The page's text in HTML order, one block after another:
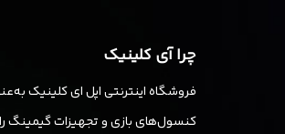
چرا آی کلینیک
فروشگاه اینترنتی اپل ای کلینیک
کنسول‌های بازی و تجهیزات گیمینگ